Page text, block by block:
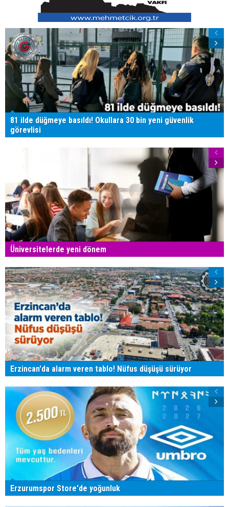
81 ilde düğmeye basıldı! Okullara 30 bin yeni güvenlik
görevlisi
Üniversitelerde yeni dönem
Erzincan'da alarm veren tablo! Nüfus düşüşü sürüyor
Erzurumspor Store'de yoğunluk